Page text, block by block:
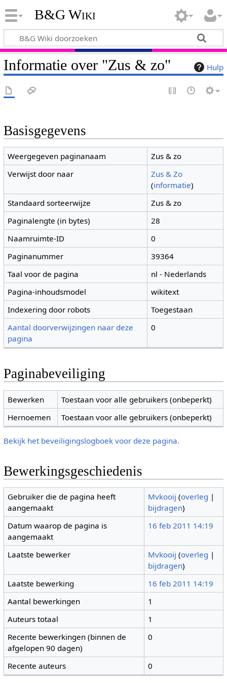
B&G Wiki
Hulp
Informatie over "Zus & zo"
Basisgegevens
Weergegeven paginanaam
Zus & zo
Verwijst door naar
Zus & Zo
(informatie)
Standaard sorteerwijze
Zus & zo
Paginalengte (in bytes)
28
Naamruimte-ID
0
Paginanummer
39364
Taal voor de pagina
nl - Nederlands
Pagina-inhoudsmodel
wikitext
Indexering door robots
Toegestaan
Aantal doorverwijzingen naar deze
pagina
0
Paginabeveiliging
Bewerken
Toestaan voor alle gebruikers (onbeperkt)
Hernoemen
Toestaan voor alle gebruikers (onbeperkt)
Bekijk het beveiligingslogboek voor deze pagina.
Bewerkingsgeschiedenis
Gebruiker die de pagina heeft
aangemaakt
Mvkooij (overleg |
bijdragen)
Datum waarop de pagina is
aangemaakt
16 feb 2011 14:19
Laatste bewerker Mvkooij (overleg |
bijdragen)
Laatste bewerking
16 feb 2011 14:19
Aantal bewerkingen
1
Auteurs totaal
1
Recente bewerkingen (binnen de
afgelopen 90 dagen)
0
Recente auteurs 0